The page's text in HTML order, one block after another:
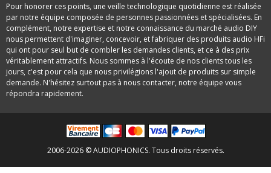
Pour honorer ces points, une veille technologique quotidienne est réalisée
par notre équipe composée de personnes passionnées et spécialisées. En
complément, notre expertise et notre connaissance du marché audio DIY
nous permettent d'imaginer, concevoir, et fabriquer des produits audio HFi
qui ont pour seul but de combler les demandes clients, et ce à des prix
véritablement attractifs. Nous sommes à l'écoute de nos clients tous les
jours, c'est pour cela que nous privilégions l'ajout de produits sur simple
demande. N'hésitez surtout pas à nous contacter, notre équipe vous
répondra rapidement.
2006-2026 © AUDIOPHONICS. Tous droits réservés.